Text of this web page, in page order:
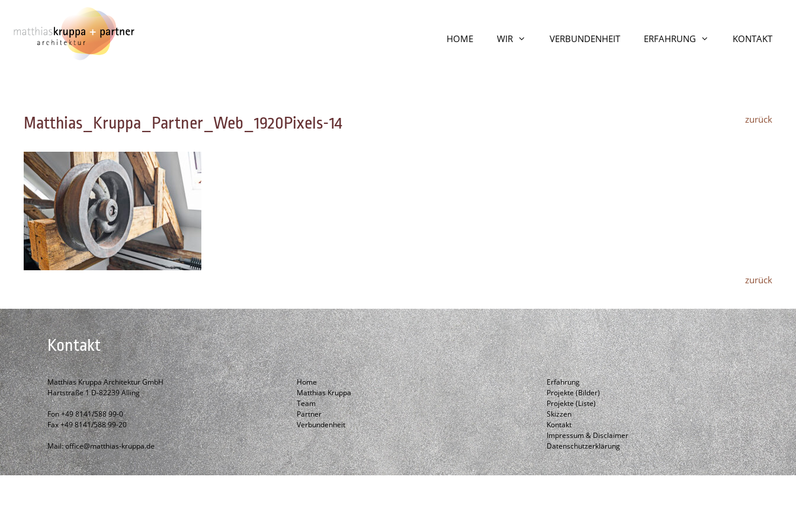
springen
HOME WIR VERBUNDENHEIT ERFAHRUNG KONTAKT
zurück
Matthias_Kruppa_Partner_Web_1920Pixels-14
zurück
Kontakt
Matthias Kruppa Architektur GmbH
Hartstraße 1 D-82239 Alling
Fon +49 8141/588 99-0
Fax +49 8141/588 99-20
Mail:office@matthias-kruppa.de
Home
Matthias Kruppa
Team
Partner
Verbundenheit
Erfahrung
Projekte (Bilder)
Projekte (Liste)
Skizzen
Kontakt
Impressum & Disclaimer
Datenschutzerklärung